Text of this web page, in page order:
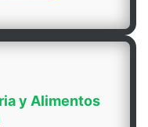
y Alimentos